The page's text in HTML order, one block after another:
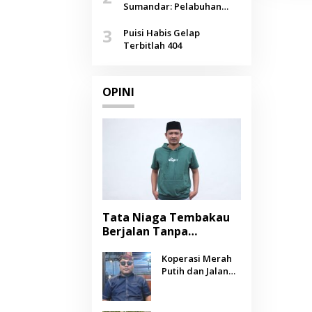
Agustus
Sumandar: Pelabuhan
Selendang Benang Merah
Lombang
3
Puisi Habis Gelap
Terbitlah 404
OPINI
Tata Niaga Tembakau
Berjalan Tanpa
Negara Berpihak
kepada Petani?
Koperasi Merah
Putih dan Jalan